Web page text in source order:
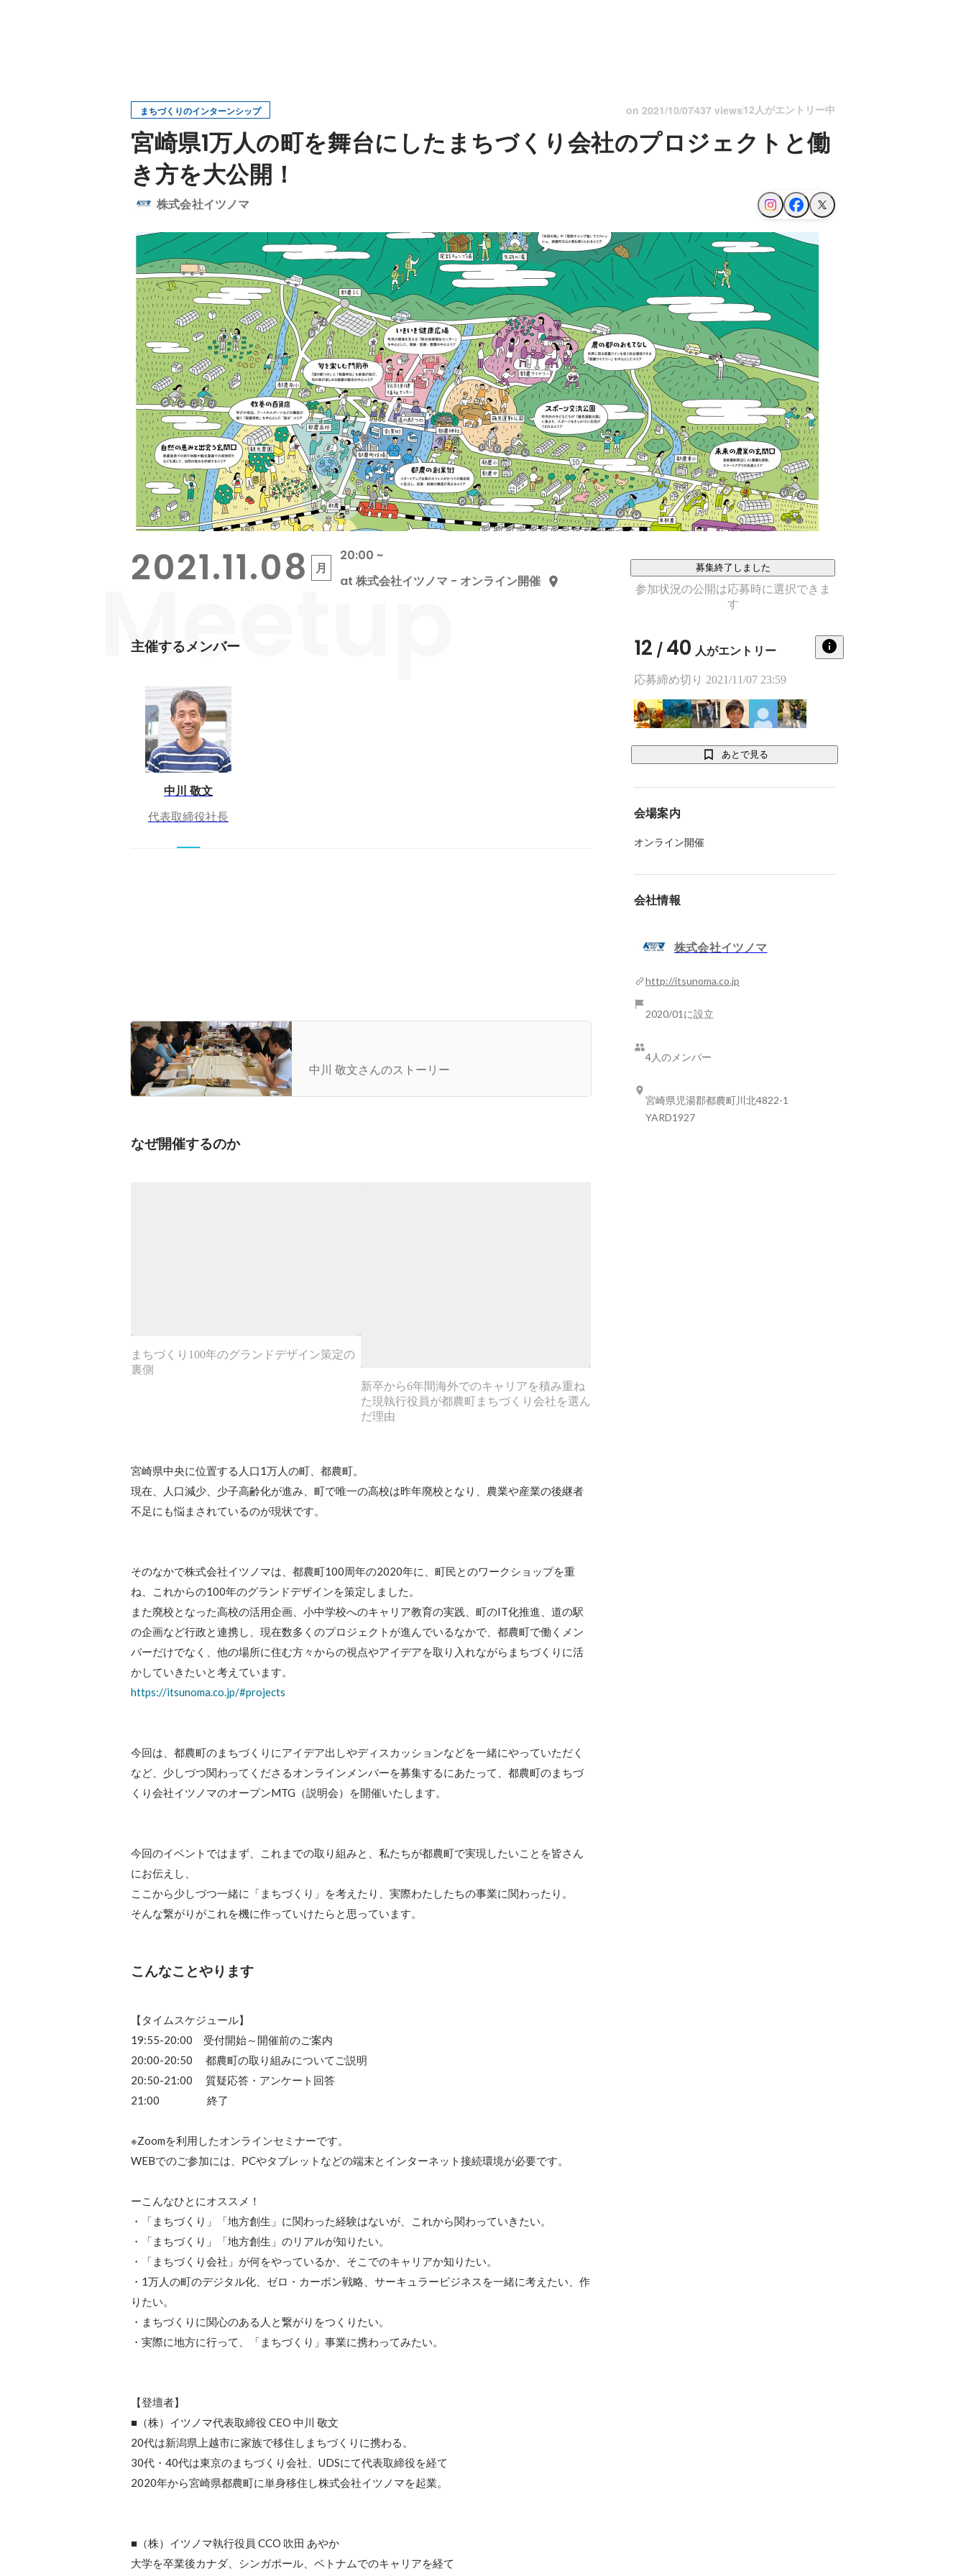
まちづくりのインターンシップ on 2021/10/07437 views12人がエントリー中
宮崎県1万人の町を舞台にしたまちづくり会社のプロジェクトと働
き方を大公開！
株式会社イツノマ
Meetup
2021.11.08 月
20:00 ~
at 株式会社イツノマ - オンライン開催
募集終了しました
参加状況の公開は応募時に選択できま
す
主催するメンバー
中川 敬文
代表取締役社長
して株式会社イツノマがスタートアップ！
中川 敬文さんのストーリー
なぜ開催するのか
まちづくり100年のグランドデザイン策定の
裏側
新卒から6年間海外でのキャリアを積み重ね
た現執行役員が都農町まちづくり会社を選ん
だ理由
宮崎県中央に位置する人口1万人の町、都農町。
現在、人口減少、少子高齢化が進み、町で唯一の高校は昨年廃校となり、農業や産業の後継者
不足にも悩まされているのが現状です。
そのなかで株式会社イツノマは、都農町100周年の2020年に、町民とのワークショップを重
ね、これからの100年のグランドデザインを策定しました。
また廃校となった高校の活用企画、小中学校へのキャリア教育の実践、町のIT化推進、道の駅
の企画など行政と連携し、現在数多くのプロジェクトが進んでいるなかで、都農町で働くメン
バーだけでなく、他の場所に住む方々からの視点やアイデアを取り入れながらまちづくりに活
https://itsunoma.co.jp/#projects
今回は、都農町のまちづくりにアイデア出しやディスカッションなどを一緒にやっていただく
など、少しづつ関わってくださるオンラインメンバーを募集するにあたって、都農町のまちづ
くり会社イツノマのオープンMTG（説明会）を開催いたします。
今回のイベントではまず、これまでの取り組みと、私たちが都農町で実現したいことを皆さん
にお伝えし、
ここから少しづつ一緒に「まちづくり」を考えたり、実際わたしたちの事業に関わったり。
そんな繋がりがこれを機に作っていけたらと思っています。
こんなことやります
【タイムスケジュール】
19:55-20:00　受付開始～開催前のご案内
20:00-20:50 　都農町の取り組みについてご説明
20:50-21:00 　質疑応答・アンケート回答
21:00 　　　　 終了
※Zoomを利用したオンラインセミナーです。
WEBでのご参加には、PCやタブレットなどの端末とインターネット接続環境が必要です。
ーこんなひとにオススメ！
・「まちづくり」「地方創生」に関わった経験はないが、これから関わっていきたい。
・「まちづくり」「地方創生」のリアルが知りたい。
・「まちづくり会社」が何をやっているか、そこでのキャリアか知りたい。
・1万人の町のデジタル化、ゼロ・カーボン戦略、サーキュラービジネスを一緒に考えたい、作
りたい。
・まちづくりに関心のある人と繋がりをつくりたい。
・実際に地方に行って、「まちづくり」事業に携わってみたい。
【登壇者】
■（株）イツノマ代表取締役 CEO 中川 敬文
20代は新潟県上越市に家族で移住しまちづくりに携わる。
30代・40代は東京のまちづくり会社、UDSにて代表取締役を経て
2020年から宮崎県都農町に単身移住し株式会社イツノマを起業。
■（株）イツノマ執行役員 CCO 吹田 あやか
大学を卒業後カナダ、シンガポール、ベトナムでのキャリアを経て
12 / 40 人がエントリー
応募締め切り 2021/11/07 23:59
あとで見る
会場案内
オンライン開催
会社情報
株式会社イツノマ
http://itsunoma.co.jp
2020/01に設立
4人のメンバー
宮崎県児湯郡都農町川北4822-1
YARD1927